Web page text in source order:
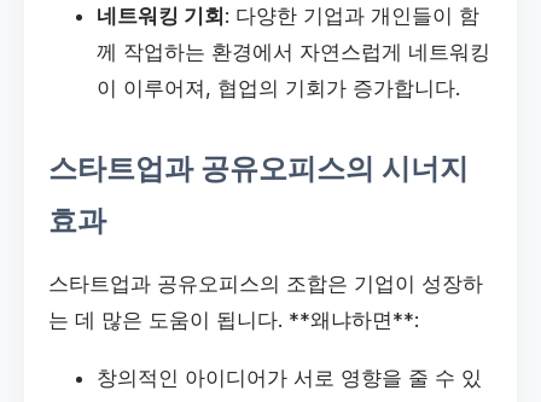
네트워킹 기회: 다양한 기업과 개인들이 함
께 작업하는 환경에서 자연스럽게 네트워킹
이 이루어져, 협업의 기회가 증가합니다.
스타트업과 공유오피스의 시너지
효과
스타트업과 공유오피스의 조합은 기업이 성장하
는 데 많은 도움이 됩니다. **왜냐하면**:
창의적인 아이디어가 서로 영향을 줄 수 있